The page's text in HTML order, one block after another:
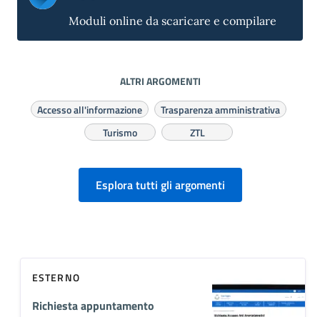
Moduli online da scaricare e compilare
ALTRI ARGOMENTI
Accesso all'informazione
Trasparenza amministrativa
Turismo
ZTL
Esplora tutti gli argomenti
ESTERNO
Richiesta appuntamento